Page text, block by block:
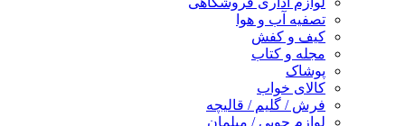
تصفیه آب و هوا
کیف و کفش
مجله و کتاب
پوشاک
کالای خواب
فرش / گلیم / قالیچه
لوازم چوبی / مبلمان